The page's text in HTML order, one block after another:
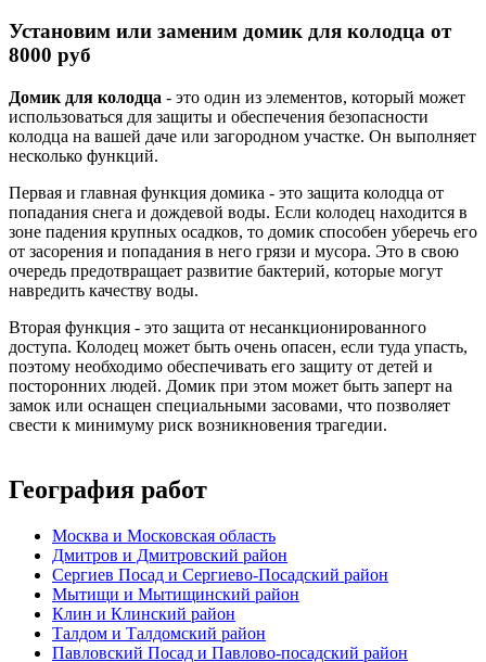
Установим или заменим домик для колодца от
8000 руб
Домик для колодца - это один из элементов, который может
использоваться для защиты и обеспечения безопасности
колодца на вашей даче или загородном участке. Он выполняет
несколько функций.
Первая и главная функция домика - это защита колодца от
попадания снега и дождевой воды. Если колодец находится в
зоне падения крупных осадков, то домик способен уберечь его
от засорения и попадания в него грязи и мусора. Это в свою
очередь предотвращает развитие бактерий, которые могут
навредить качеству воды.
Вторая функция - это защита от несанкционированного
доступа. Колодец может быть очень опасен, если туда упасть,
поэтому необходимо обеспечивать его защиту от детей и
посторонних людей. Домик при этом может быть заперт на
замок или оснащен специальными засовами, что позволяет
свести к минимуму риск возникновения трагедии.
География работ
Москва и Московская область
Дмитров и Дмитровский район
Сергиев Посад и Сергиево-Посадский район
Мытищи и Мытищинский район
Клин и Клинский район
Талдом и Талдомский район
Павловский Посад и Павлово-посадский район